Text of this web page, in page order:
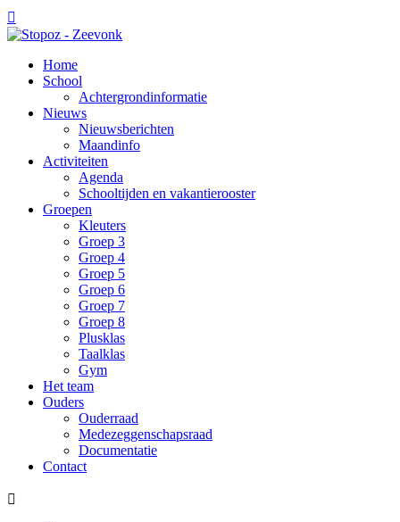

Home
School
Achtergrondinformatie
Nieuws
Nieuwsberichten
Maandinfo
Activiteiten
Agenda
Schooltijden en vakantierooster
Groepen
Kleuters
Groep 3
Groep 4
Groep 5
Groep 6
Groep 7
Groep 8
Plusklas
Taalklas
Gym
Het team
Ouders
Ouderraad
Medezeggenschapsraad
Documentatie
Contact
